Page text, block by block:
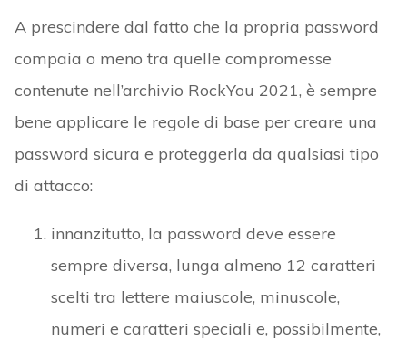
A prescindere dal fatto che la propria password
compaia o meno tra quelle compromesse
contenute nell’archivio RockYou 2021, è sempre
bene applicare le regole di base per creare una
password sicura e proteggerla da qualsiasi tipo
di attacco:
innanzitutto, la password deve essere
sempre diversa, lunga almeno 12 caratteri
scelti tra lettere maiuscole, minuscole,
numeri e caratteri speciali e, possibilmente,